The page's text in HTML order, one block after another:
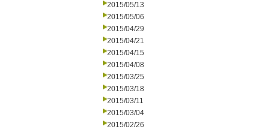
2015/05/13
2015/05/06
2015/04/29
2015/04/21
2015/04/15
2015/04/08
2015/03/25
2015/03/18
2015/03/11
2015/03/04
2015/02/26